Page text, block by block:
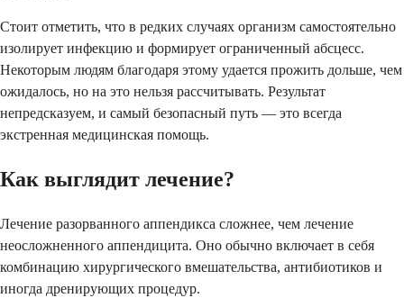
Стоит отметить, что в редких случаях организм самостоятельно
изолирует инфекцию и формирует ограниченный абсцесс.
Некоторым людям благодаря этому удается прожить дольше, чем
ожидалось, но на это нельзя рассчитывать. Результат
непредсказуем, и самый безопасный путь — это всегда
экстренная медицинская помощь.
Как выглядит лечение?
Лечение разорванного аппендикса сложнее, чем лечение
неосложненного аппендицита. Оно обычно включает в себя
комбинацию хирургического вмешательства, антибиотиков и
иногда дренирующих процедур.